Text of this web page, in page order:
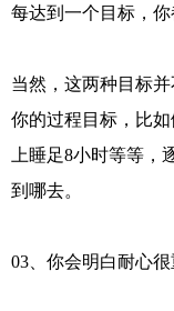
每达到一个目标，你
当然，这两种目标
你的过程目标，比
上睡足8小时等等
到哪去。
03、你会明白耐心